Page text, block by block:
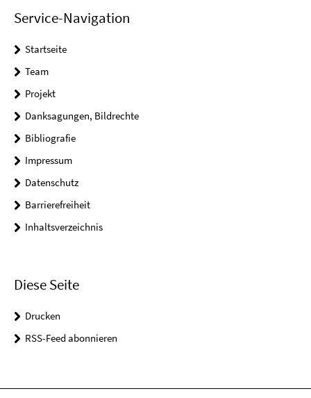
Service-Navigation
Startseite
Team
Projekt
Danksagungen, Bildrechte
Bibliografie
Impressum
Datenschutz
Barrierefreiheit
Inhaltsverzeichnis
Diese Seite
Drucken
RSS-Feed abonnieren